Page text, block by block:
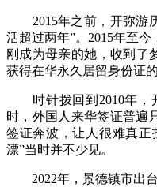
2015年之前，开弥游历
活超过两年”。2015年至
刚成为母亲的她，收到了
获得在华永久居留身份证的
时针拨回到2010年，
时，外国人来华签证普遍
签证奔波，让人很难真正
漂”当时并不少见。
2022年，景德镇市出台